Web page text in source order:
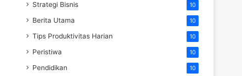
Strategi Bisnis 10
Berita Utama 10
Tips Produktivitas Harian 10
Peristiwa 10
Pendidikan 10